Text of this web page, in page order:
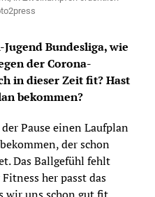
Bundesliga, wie
der Corona-
in dieser Zeit fit? Hast
bekommen?
Pause einen Laufplan
der schon
Das Ballgefühl fehlt
her passt das